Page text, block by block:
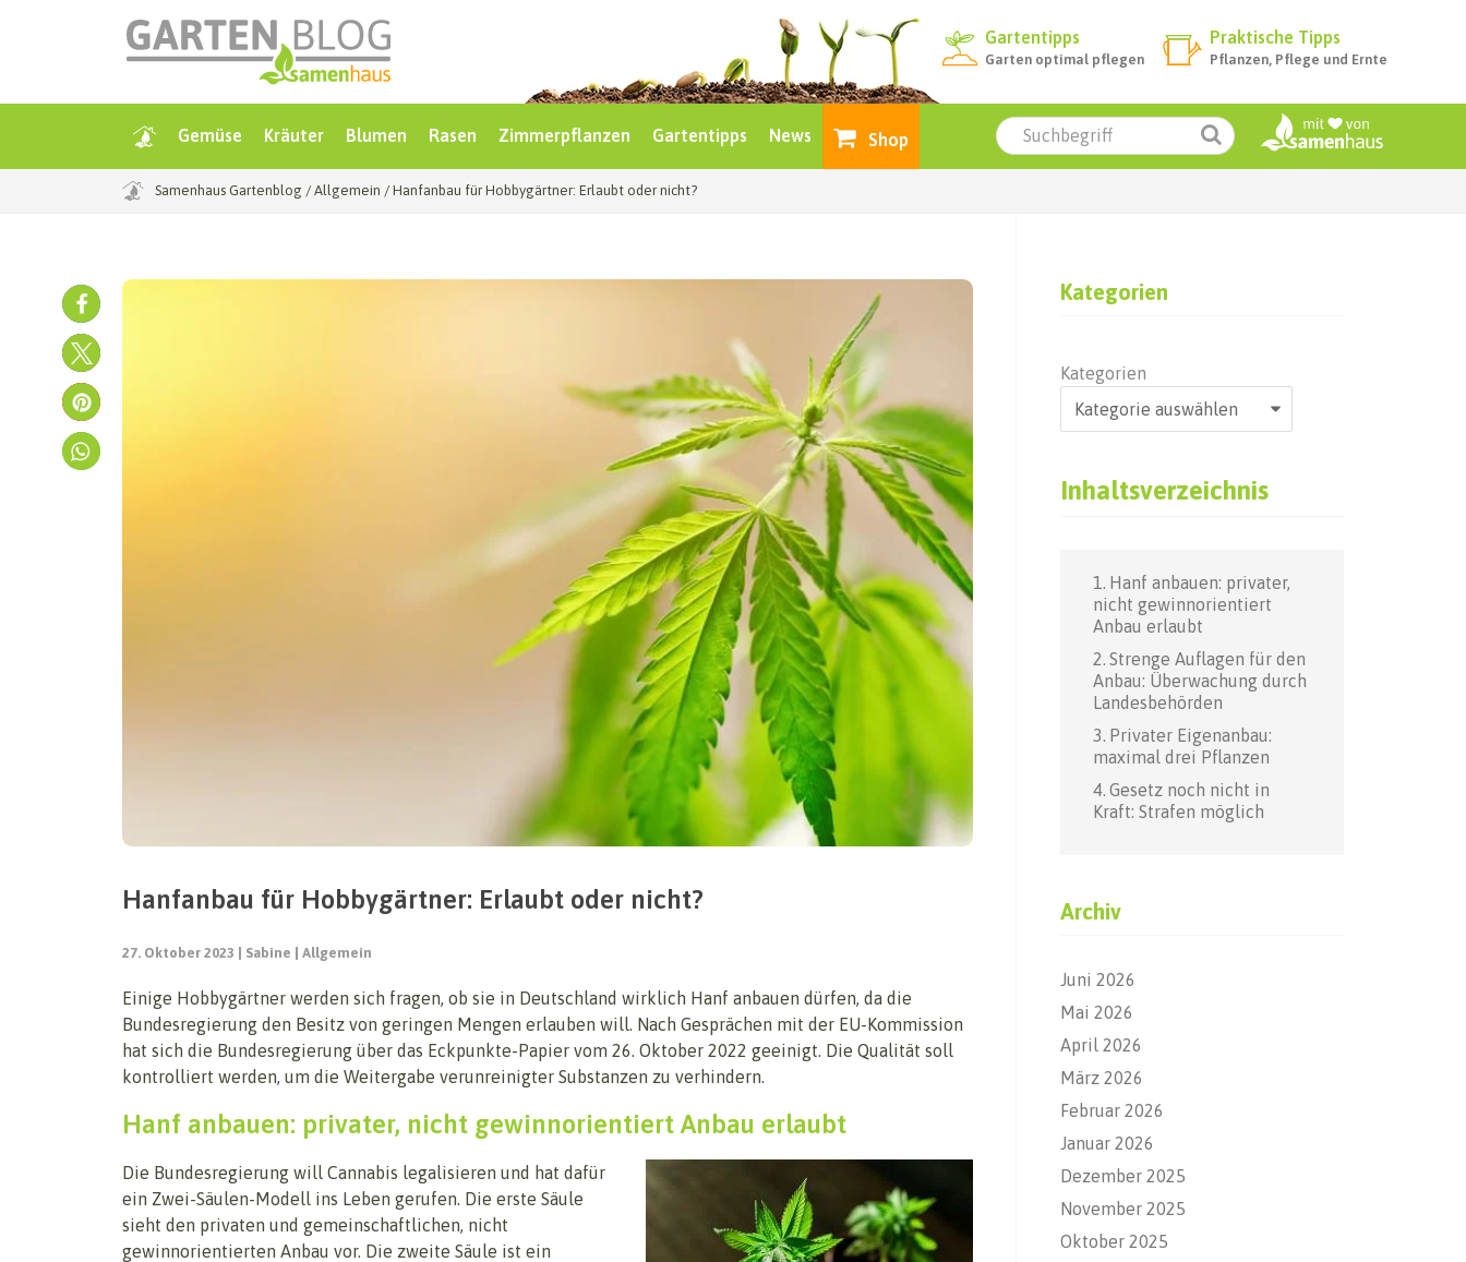
Gartentipps
Garten optimal pflegen
Praktische Tipps
Pflanzen, Pflege und Ernte
Gemüse Kräuter Blumen Rasen Zimmerpflanzen Gartentipps News Shop
Samenhaus Gartenblog / Allgemein / Hanfanbau für Hobbygärtner: Erlaubt oder nicht?
Hanfanbau für Hobbygärtner: Erlaubt oder nicht?
27. Oktober 2023 Sabine Allgemein
Einige Hobbygärtner werden sich fragen, ob sie in Deutschland wirklich Hanf anbauen dürfen, da die
Bundesregierung den Besitz von geringen Mengen erlauben will. Nach Gesprächen mit der EU-Kommission
hat sich die Bundesregierung über das Eckpunkte-Papier vom 26. Oktober 2022 geeinigt. Die Qualität soll
kontrolliert werden, um die Weitergabe verunreinigter Substanzen zu verhindern.
Hanf anbauen: privater, nicht gewinnorientiert Anbau erlaubt
Die Bundesregierung will Cannabis legalisieren und hat dafür
ein Zwei-Säulen-Modell ins Leben gerufen. Die erste Säule
sieht den privaten und gemeinschaftlichen, nicht
gewinnorientierten Anbau vor. Die zweite Säule ist ein
Kategorien
Kategorien
Inhaltsverzeichnis
Hanf anbauen: privater,
nicht gewinnorientiert
Anbau erlaubt
Strenge Auflagen für den
Anbau: Überwachung durch
Landesbehörden
Privater Eigenanbau:
maximal drei Pflanzen
Gesetz noch nicht in
Kraft: Strafen möglich
Archiv
Juni 2026
Mai 2026
April 2026
März 2026
Februar 2026
Januar 2026
Dezember 2025
November 2025
Oktober 2025